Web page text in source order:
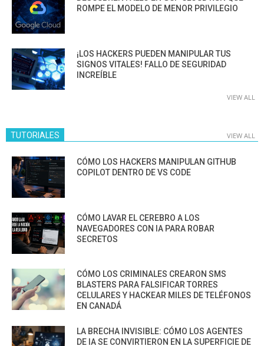
ROMPE EL MODELO DE MENOR PRIVILEGIO
¡LOS HACKERS PUEDEN MANIPULAR TUS
SIGNOS VITALES! FALLO DE SEGURIDAD
INCREÍBLE
VIEW ALL
TUTORIALES VIEW ALL
CÓMO LOS HACKERS MANIPULAN GITHUB
COPILOT DENTRO DE VS CODE
CÓMO LAVAR EL CEREBRO A LOS
NAVEGADORES CON IA PARA ROBAR
SECRETOS
CÓMO LOS CRIMINALES CREARON SMS
BLASTERS PARA FALSIFICAR TORRES
CELULARES Y HACKEAR MILES DE TELÉFONOS
EN CANADÁ
LA BRECHA INVISIBLE: CÓMO LOS AGENTES
DE IA SE CONVIRTIERON EN LA SUPERFICIE DE